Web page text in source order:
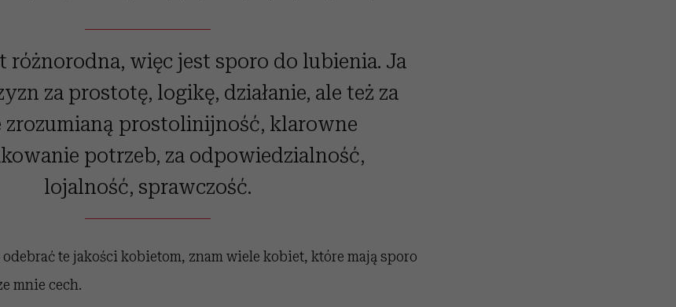
różnorodna, więc jest sporo do lubienia. Ja
za prostotę, logikę, działanie, ale też za
zrozumianą prostolinijność, klarowne
potrzeb, za odpowiedzialność,
lojalność, sprawczość.
odebrać te jakości kobietom, znam wiele kobiet, które mają sporo
mnie cech.